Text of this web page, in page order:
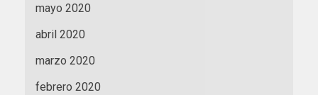
mayo 2020
abril 2020
marzo 2020
febrero 2020